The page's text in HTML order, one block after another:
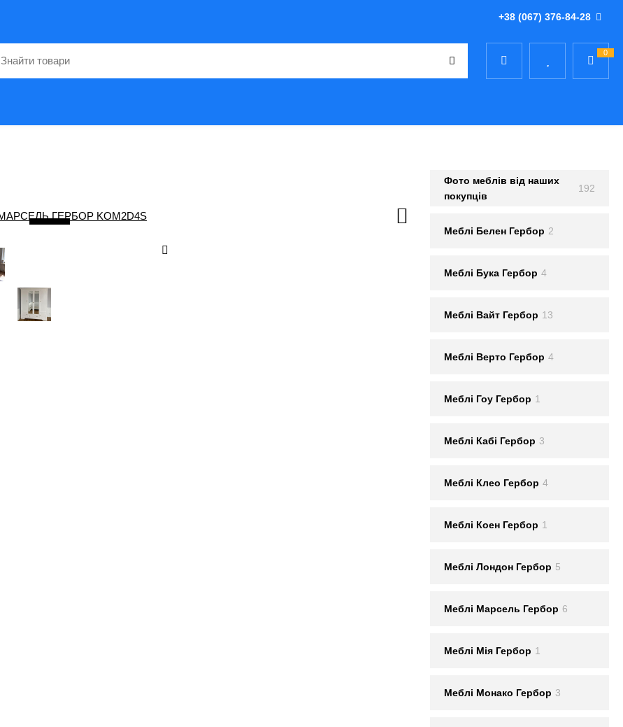
+38 (067) 376-84-28
0
Фото меблів від наших
покупців
192
Меблi Белен Гербор 2
Меблi Бука Гербор 4
Меблi Вайт Гербор 13
Меблi Верто Гербор 4
Меблi Гоу Гербор 1
Меблi Кабі Гербор 3
Меблi Клео Гербор 4
Меблi Коен Гербор 1
Меблi Лондон Гербор 5
Меблi Марсель Гербор 6
Меблi Мія Гербор 1
Меблi Монако Гербор 3